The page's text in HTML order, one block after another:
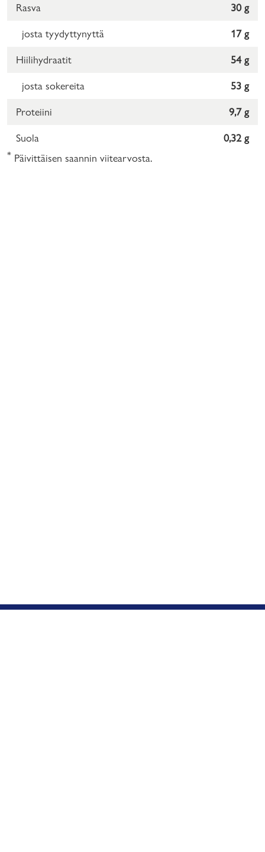
Rasva 30 g
josta tyydyttynyttä 17 g
Hiilihydraatit 54 g
josta sokereita 53 g
Proteiini 9,7 g
Suola 0,32 g
* Päivittäisen saannin viitearvosta.